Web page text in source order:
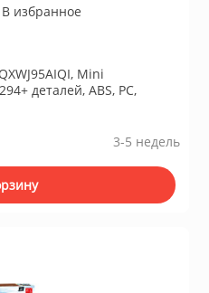
В избранное
Mini
деталей, ABS, PC,
3-5 недель